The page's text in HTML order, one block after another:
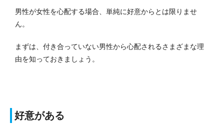
男性が女性を心配する場合、単純に好意からとは限りませ
ん。
まずは、付き合っていない男性から心配されるさまざまな理
由を知っておきましょう。
好意がある